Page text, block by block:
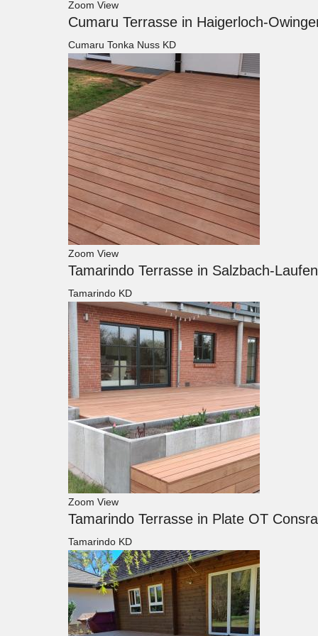
Zoom View
Cumaru Terrasse in Haigerloch-
Cumaru Tonka Nuss KD
Zoom View
Tamarindo Terrasse in Salzbach-Laufen
Tamarindo KD
Zoom View
Tamarindo Terrasse in Plate OT
Tamarindo KD